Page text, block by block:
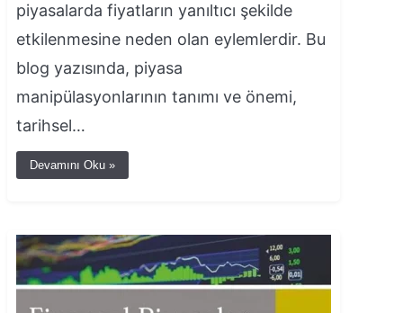
piyasalarda fiyatların yanıltıcı şekilde
etkilenmesine neden olan eylemlerdir. Bu
blog yazısında, piyasa
manipülasyonlarının tanımı ve önemi,
tarihsel…
Devamını Oku »